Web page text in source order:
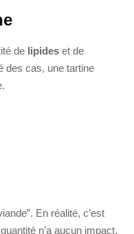
de lipides et de
des cas, une tartine
En réalité, c’est
n’a aucun impact.